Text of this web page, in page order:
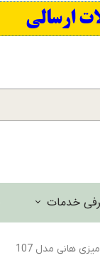
خدمات
لیزری فلزات
ارسالی
هانی مدل 107